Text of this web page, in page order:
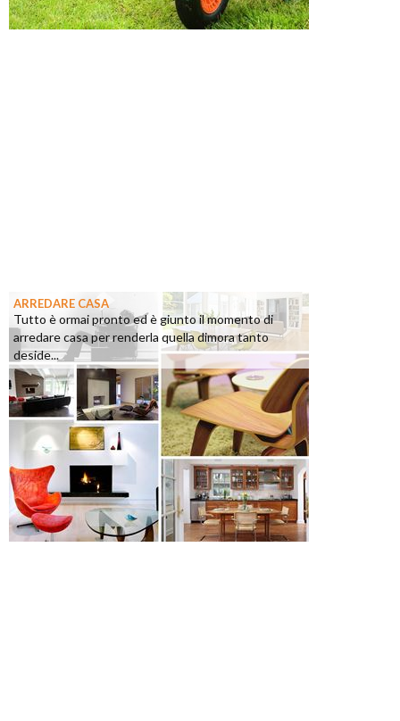
ARREDARE CASA
Tutto è ormai pronto ed è giunto il momento di
arredare casa per renderla quella dimora tanto
deside...